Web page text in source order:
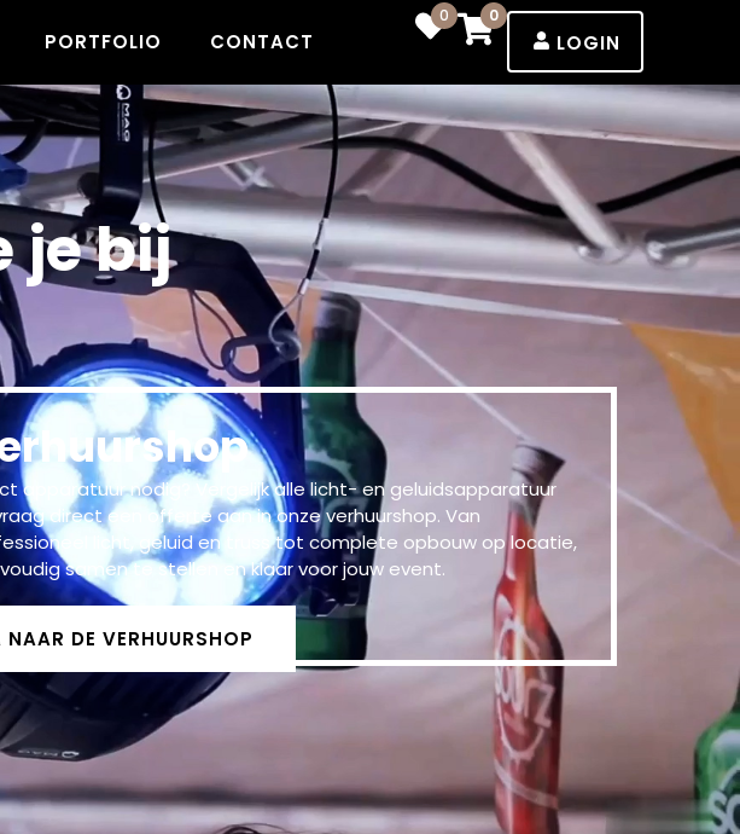
PORTFOLIO CONTACT
0 0
LOGIN
je bij
apparatuur nodig? Vergelijk alle licht- en geluidsapparatuur
direct een offerte aan in onze verhuurshop. Van
licht, geluid en truss tot complete opbouw op locatie,
samen te stellen en klaar voor jouw event.
NAAR DE VERHUURSHOP